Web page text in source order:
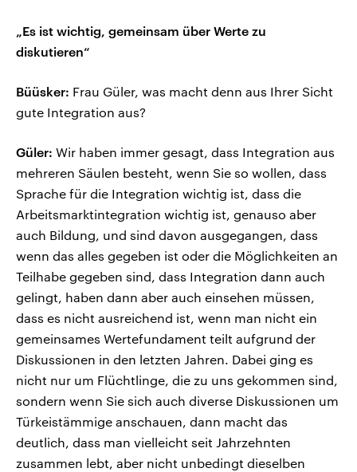
„Es ist wichtig, gemeinsam über Werte zu
diskutieren“
Büüsker: Frau Güler, was macht denn aus Ihrer Sicht
gute Integration aus?
Güler: Wir haben immer gesagt, dass Integration aus
mehreren Säulen besteht, wenn Sie so wollen, dass
Sprache für die Integration wichtig ist, dass die
Arbeitsmarktintegration wichtig ist, genauso aber
auch Bildung, und sind davon ausgegangen, dass
wenn das alles gegeben ist oder die Möglichkeiten an
Teilhabe gegeben sind, dass Integration dann auch
gelingt, haben dann aber auch einsehen müssen,
dass es nicht ausreichend ist, wenn man nicht ein
gemeinsames Wertefundament teilt aufgrund der
Diskussionen in den letzten Jahren. Dabei ging es
nicht nur um Flüchtlinge, die zu uns gekommen sind,
sondern wenn Sie sich auch diverse Diskussionen um
Türkeistämmige anschauen, dann macht das
deutlich, dass man vielleicht seit Jahrzehnten
zusammen lebt, aber nicht unbedingt dieselben